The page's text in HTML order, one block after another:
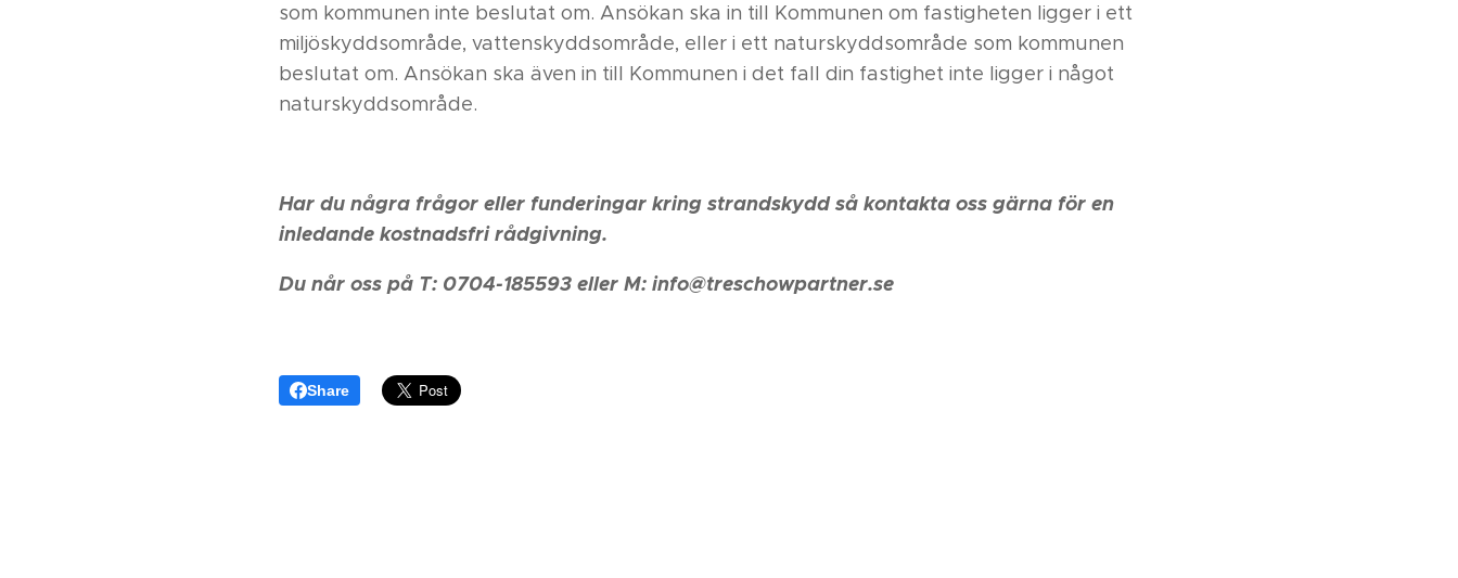
som kommunen inte beslutat om. Ansökan ska in till Kommunen om fastigheten ligger i ett
miljöskyddsområde, vattenskyddsområde, eller i ett naturskyddsområde som kommunen
beslutat om. Ansökan ska även in till Kommunen i det fall din fastighet inte ligger i något
naturskyddsområde.
Har du några frågor eller funderingar kring strandskydd så kontakta oss gärna för en
inledande kostnadsfri rådgivning.
Du når oss på T: 0704-185593 eller M: info@treschowpartner.se
Share